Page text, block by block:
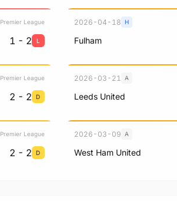
Premier League
1 - 2 L
2026-04-18 H
Fulham
Premier League
2 - 2 D
2026-03-21 A
Leeds United
Premier League
2 - 2 D
2026-03-09 A
West Ham United